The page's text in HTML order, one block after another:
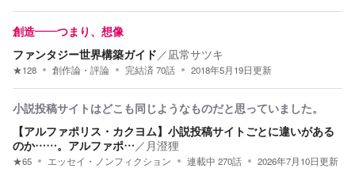
創造――つまり、想像
ファンタジー世界構築ガイド ／凪常サツキ
★128 創作論・評論 完結済70話 2018年5月19日更新
小説投稿サイトはどこも同じようなものだと思っていました。
【アルファポリス・カクヨム】小説投稿サイトごとに違いがある
のか……。アルファポ… ／ 月澄狸
★65 エッセイ・ノンフィクション 連載中 270話 2026年7月10日更新